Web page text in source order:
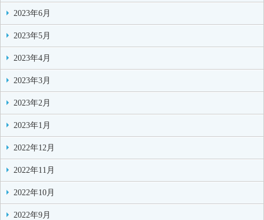
2023年6月
2023年5月
2023年4月
2023年3月
2023年2月
2023年1月
2022年12月
2022年11月
2022年10月
2022年9月